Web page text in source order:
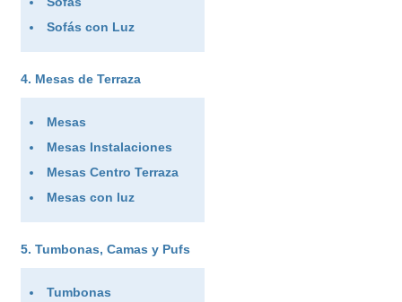
Sofás con Luz
Mesas de Terraza
Mesas
Mesas Instalaciones
Mesas Centro Terraza
Mesas con luz
Tumbonas, Camas y Pufs
Tumbonas